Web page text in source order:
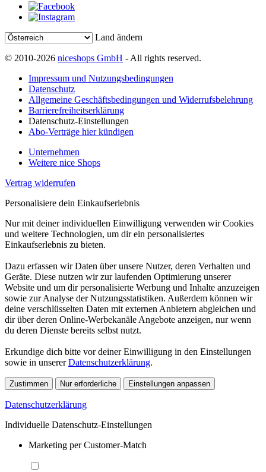
Land ändern
© 2010-2026 niceshops GmbH - All rights reserved.
Impressum und Nutzungsbedingungen
Datenschutz
Allgemeine Geschäftsbedingungen und Widerrufsbelehrung
Barrierefreiheitserklärung
Datenschutz-Einstellungen
Abo-Verträge hier kündigen
Unternehmen
Weitere nice Shops
Vertrag widerrufen
Personalisiere dein Einkaufserlebnis
Nur mit deiner individuellen Einwilligung verwenden wir Cookies
und weitere Technologien, um dir ein personalisiertes
Einkaufserlebnis zu bieten.
Dazu erfassen wir Daten über unsere Nutzer, deren Verhalten und
Geräte. Diese nutzen wir zur laufenden Optimierung unserer
Website und um dir personalisierte Werbung und Inhalte anzuzeigen
sowie zur Analyse der Nutzungsstatistiken. Außerdem können wir
deine verschlüsselten Daten mit externen Anbietern abgleichen und
dir über deren Online-Werbekanäle Angebote anzeigen, nur wenn
du deren Dienste bereits selbst nutzt.
Erkundige dich bitte vor deiner Einwilligung in den Einstellungen
sowie in unsererDatenschutzerklärung.
Zustimmen Nur erforderliche Einstellungen anpassen
Datenschutzerklärung
Individuelle Datenschutz-Einstellungen
Marketing per Customer-Match